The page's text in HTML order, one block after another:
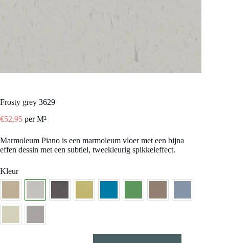
frosty grey 3629
€52,95 per M²
Marmoleum Piano is een marmoleum vloer met een bijna
effen dessin met een subtiel, tweekleurig spikkeleffect.
Kleur